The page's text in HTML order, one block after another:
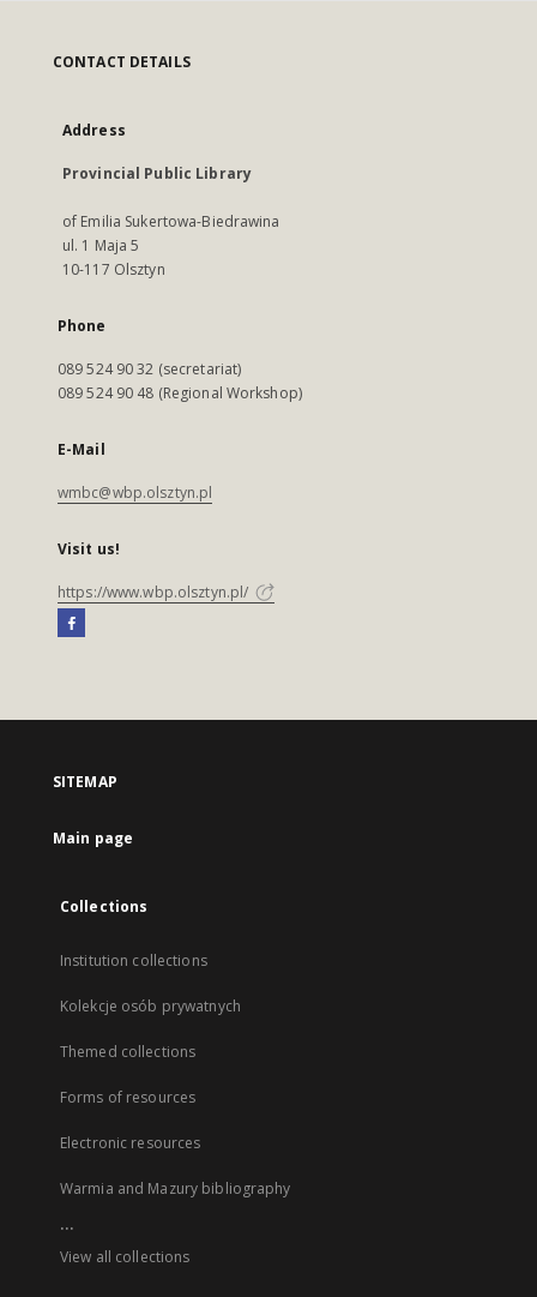
CONTACT DETAILS
Address
Provincial Public Library
of Emilia Sukertowa-Biedrawina
ul. 1 Maja 5
10-117 Olsztyn
Phone
089 524 90 32 (secretariat)
089 524 90 48 (Regional Workshop)
E-Mail
wmbc@wbp.olsztyn.pl
Visit us!
https://www.wbp.olsztyn.pl/
SITEMAP
Main page
Collections
Institution collections
Kolekcje osób prywatnych
Themed collections
Forms of resources
Electronic resources
Warmia and Mazury bibliography
...
View all collections